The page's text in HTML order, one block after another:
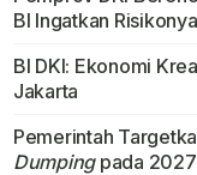
BI Ingatkan Risikonya
BI DKI: Ekonomi
Jakarta
Pemerintah
Dumpingpada 2027